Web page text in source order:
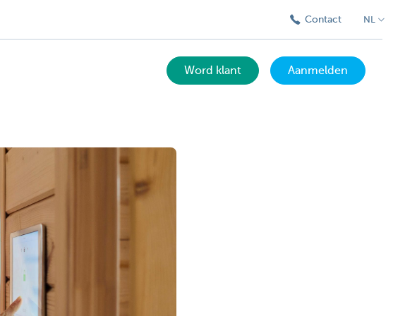
Contact NL
Word klant Aanmelden